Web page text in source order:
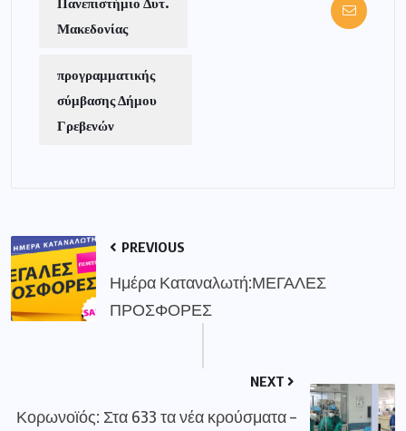
Μακεδονίας
προγραμματικής
σύμβασης Δήμου
Γρεβενών
PREVIOUS
Ημέρα Καταναλωτή:ΜΕΓΑΛΕΣ
ΠΡΟΣΦΟΡΕΣ
NEXT
Κορωνοϊός: Στα 633 τα νέα κρούσματα –